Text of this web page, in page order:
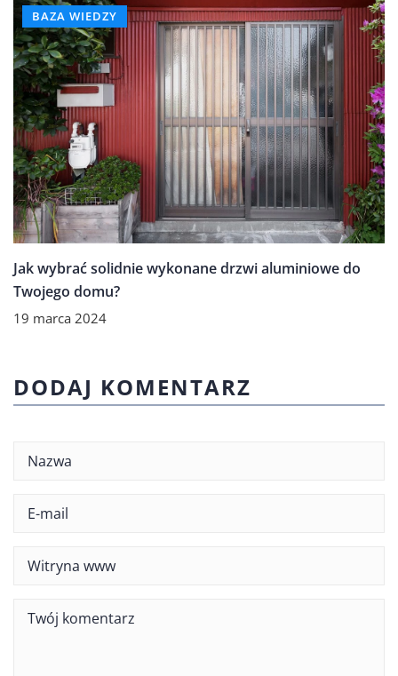
BAZA WIEDZY
Jak wybrać solidnie wykonane drzwi aluminiowe do
Twojego domu?
19 marca 2024
DODAJ KOMENTARZ